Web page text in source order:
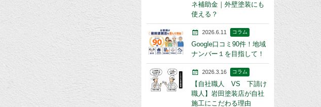
ネ補助金｜外壁塗装にも
使える？
2026.6.11 コラム
Google口コミ90件！地域
ナンバー１を目指して！
2026.3.16 コラム
【自社職人 VS 下請け
職人】岩田塗装店が自社
施工にこだわる理由